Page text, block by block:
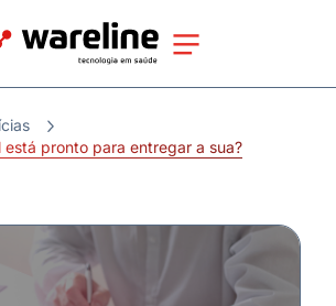
está pronto para entregar a sua?